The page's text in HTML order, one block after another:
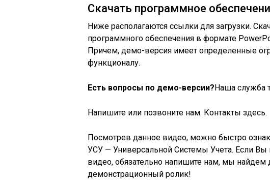
Скачать программное
Ниже располагаются ссылки для загрузки.
программного обеспечения в формате
Причем, демо-версия имеет определенные
функционалу.
Есть вопросы по демо-версии?Наша служба
Напишите или позвоните нам. Контакты здесь.
Посмотрев данное видео, можно быстро
УСУ — Универсальной Системы Учета. Если Вы
видео, обязательно напишите нам, мы найдем
демонстрационный ролик!